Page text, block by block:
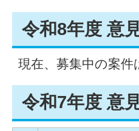
令和8年度 意
現在、募集中の案件
令和7年度 意